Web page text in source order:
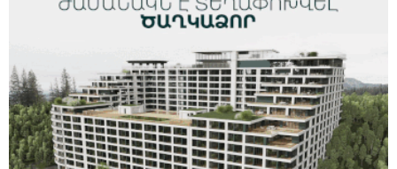
Если Израиль использует тему Геноцида
армян против Эрдогана, то что для него
значит сам Геноцид?
17:16:14 30-07-2026
ВТБ (Армения): вклад «Стабильный» — до